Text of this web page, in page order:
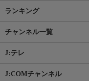
ランキング
チャンネル一覧
J:テレ
J:COMチャンネル